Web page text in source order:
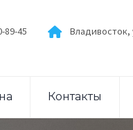
89-45 Владивосток,
Контакты